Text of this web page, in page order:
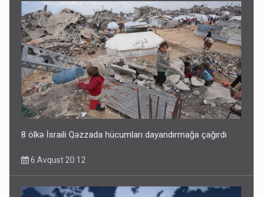
8 ölkə İsraili Qəzzada hücumları dayandırmağa çağırdı
6 Avqust 20:12